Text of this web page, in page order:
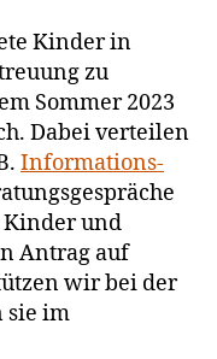
Kinder in
zu
Sommer 2023
Dabei verteilen
Informations-
Kinder und
Antrag auf
wir bei der
sie im